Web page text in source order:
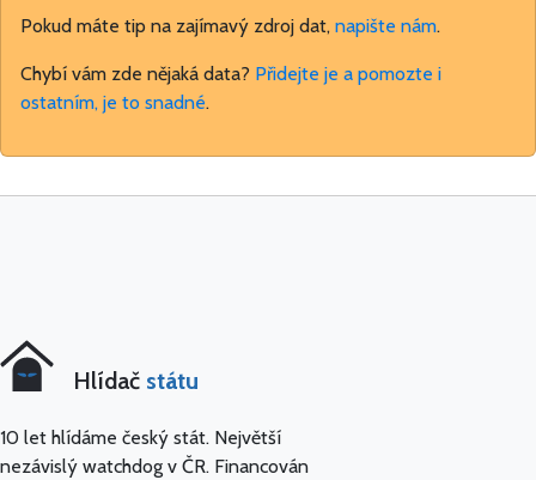
Pokud máte tip na zajímavý zdroj dat, napište nám.
Chybí vám zde nějaká data? Přidejte je a pomozte i
ostatním, je to snadné.
Hlídač státu
10 let hlídáme český stát. Největší
nezávislý watchdog v ČR. Financován